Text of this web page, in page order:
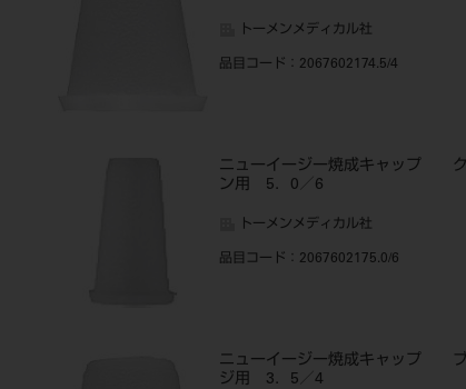
トーメンメディカル社
品目コード ：2067602174.5/4
ニューイージー焼成キャップ ク
ン用 5．0／6
トーメンメディカル社
品目コード ：2067602175.0/6
ニューイージー焼成キャップ ブ
ジ用 3．5／4